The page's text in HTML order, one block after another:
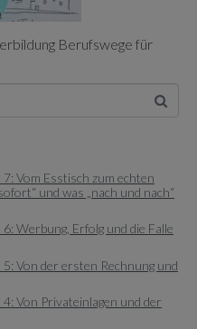
Berufswege für
Vom Esstisch zum echten
und was „nach und nach“
Werbung, Erfolg und die Falle
Von der ersten Rechnung und
Von Privateinlagen und der